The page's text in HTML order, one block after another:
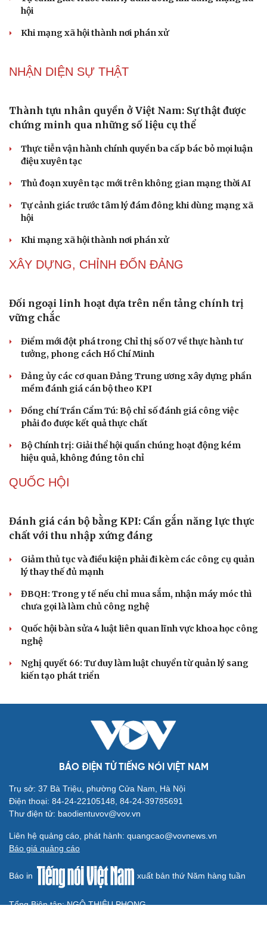
Cải chính
Cái giá đắt của việc tiêm silicon làm to "cậu nhỏ"
Dấu hiệu tiền mãn kinh sớm phụ nữ cần biết
sau mỗi lần cãi nhau
NHẬN DIỆN SỰ THẬT
Thành tựu nhân quyền ở Việt Nam: Sự thật được
điệu xuyên tạc
hội
NHẬN DIỆN SỰ THẬT
chứng minh qua những số liệu cụ thể
Thực tiễn vận hành chính quyền ba cấp bác bỏ mọi luận
điệu xuyên tạc
Thủ đoạn xuyên tạc mới trên không gian mạng thời AI
Tự cảnh giác trước tâm lý đám đông khi dùng mạng xã
hội
XÂY DỰNG, CHỈNH ĐỐN ĐẢNG
Đối ngoại linh hoạt dựa trên nền tảng chính trị
vững chắc
Điểm mới đột phá trong Chỉ thị số 07 về thực hành tư
tưởng, phong cách Hồ Chí Minh
Đảng ủy các cơ quan Đảng Trung ương xây dựng phần
mềm đánh giá cán bộ theo KPI
Đồng chí Trần Cẩm Tú: Bộ chỉ số đánh giá công việc
phải đo được kết quả thực chất
Bộ Chính trị: Giải thể hội quần chúng hoạt động kém
chất với thu nhập xứng đáng
Giảm thủ tục và điều kiện phải đi kèm các công cụ quản
ĐBQH: Trong y tế nếu chỉ mua sắm, nhận máy móc thì
Quốc hội bàn sửa 4 luật liên quan lĩnh vực khoa học công